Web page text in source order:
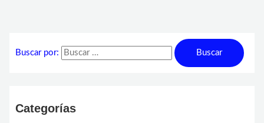
Buscar por:
Categorías